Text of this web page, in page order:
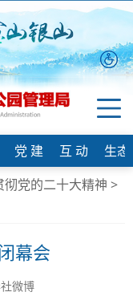
党 建 互 动
生
彻党的二十大精神 >
幕会
微博